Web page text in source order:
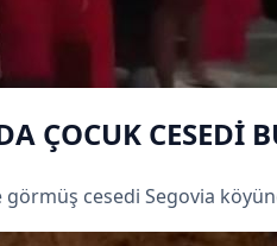
ÇOCUK CESEDİ
görmüş cesedi Segovia